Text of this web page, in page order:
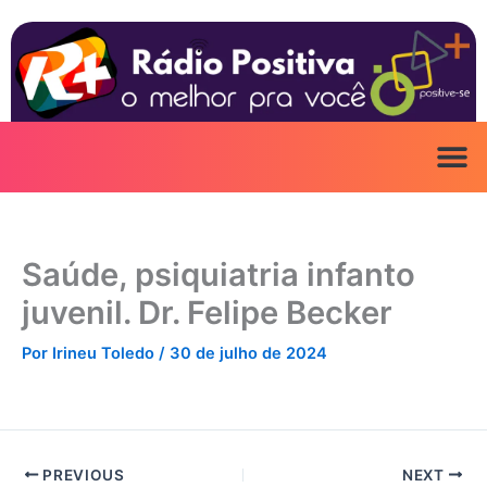
para
conteúdo
Saúde, psiquiatria infanto
juvenil. Dr. Felipe Becker
Por Irineu Toledo / 30 de julho de 2024
PREVIOUS NEXT